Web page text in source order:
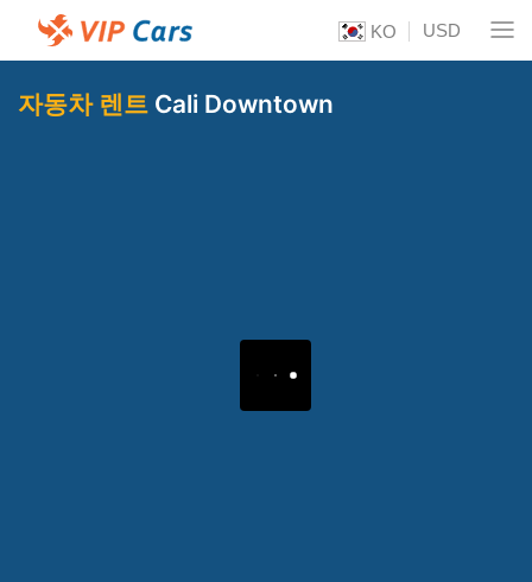
KO USD
자동차 렌트 Cali Downtown